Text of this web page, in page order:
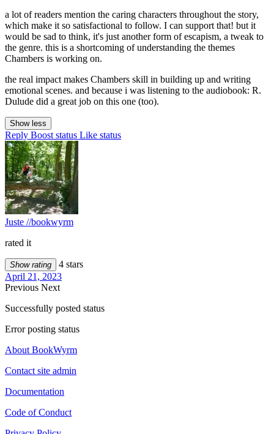
a lot of readers mention the caring characters throughout the story,
which make it so satisfactional to follow. I can support that! but it
would be sad to think, it's just another form of escapism, a tweak to
the genre. this is a shortcoming of understanding the themes
Chambers is working on.
the real impact makes Chambers skill in building up and writing
emotional scenes. and because i was listening to the audiobook: R.
Dulude did a great job on this one (too).
Show less
Reply Boost status Like status
Juste //bookwyrm
rated it
Show rating
4 stars
April 21, 2023
Previous Next
Successfully posted status
Error posting status
About BookWyrm
Contact site admin
Documentation
Code of Conduct